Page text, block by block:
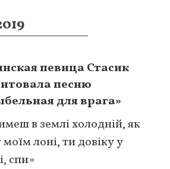
певица Стасик
песню
для врага»
в землі холодній, як
лоні, ти довіку у
спи»